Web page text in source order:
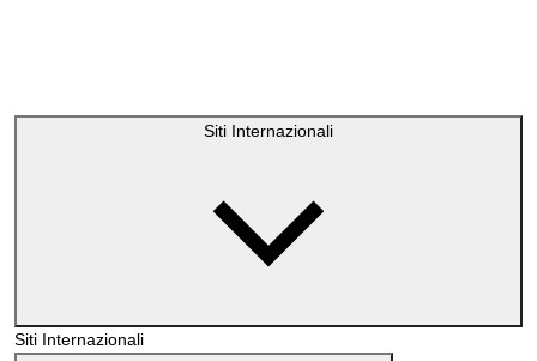
Siti Internazionali
Siti Internazionali